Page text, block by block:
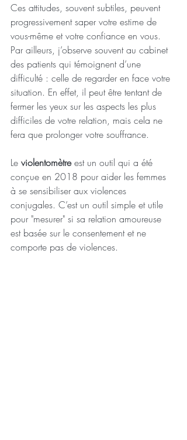
Ces attitudes, souvent subtiles, peuvent
progressivement saper votre estime de
vous-même et votre confiance en vous.
Par ailleurs, j’observe souvent au cabinet
des patients qui témoignent d’une
difficulté : celle de regarder en face votre
situation. En effet, il peut être tentant de
fermer les yeux sur les aspects les plus
difficiles de votre relation, mais cela ne
fera que prolonger votre souffrance.
Le violentomètre est un outil qui a été
conçue en 2018 pour aider les femmes
à se sensibiliser aux violences
conjugales. C’est un outil simple et utile
pour "mesurer" si sa relation amoureuse
est basée sur le consentement et ne
comporte pas de violences.